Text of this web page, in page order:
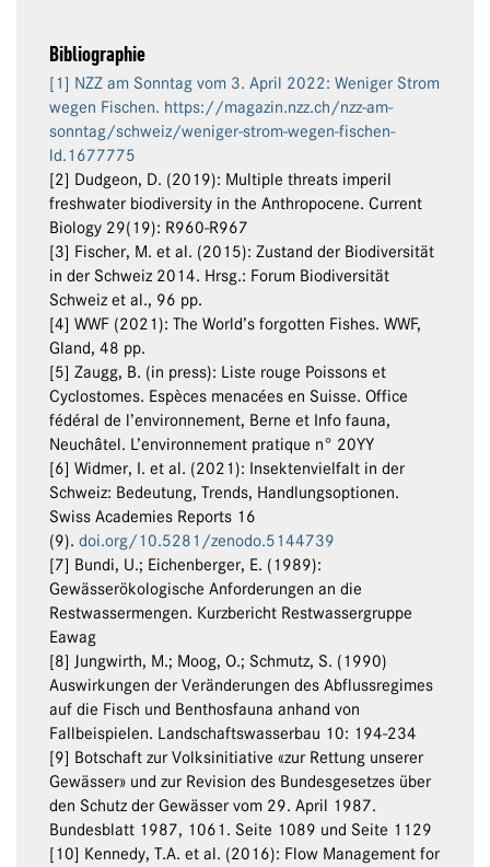
Bibliographie
[1] NZZ am Sonntag vom 3. April 2022: Weniger Strom
wegen Fischen. https://magazin.nzz.ch/nzz-am-
sonntag/schweiz/weniger-strom-wegen-fischen-
ld.1677775
[2] Dudgeon, D. (2019): Multiple threats imperil
freshwater biodiversity in the Anthropocene. Current
Biology 29(19): R960-R967
[3] Fischer, M. et al. (2015): Zustand der Biodiversität
in der Schweiz 2014. Hrsg.: Forum Biodiversität
Schweiz et al., 96 pp.
[4] WWF (2021): The World’s forgotten Fishes. WWF,
Gland, 48 pp.
[5] Zaugg, B. (in press): Liste rouge Poissons et
Cyclostomes. Espèces menacées en Suisse. Office
fédéral de l’environnement, Berne et Info fauna,
Neuchâtel. L’environnement pratique n° 20YY
[6] Widmer, I. et al. (2021): Insektenvielfalt in der
Schweiz: Bedeutung, Trends, Handlungsoptionen.
Swiss Academies Reports 16
(9). doi.org/10.5281/zenodo.5144739
[7] Bundi, U.; Eichenberger, E. (1989):
Gewässerökologische Anforderungen an die
Restwassermengen. Kurzbericht Restwassergruppe
Eawag
[8] Jungwirth, M.; Moog, O.; Schmutz, S. (1990)
Auswirkungen der Veränderungen des Abflussregimes
auf die Fisch und Benthosfauna anhand von
Fallbeispielen. Landschaftswasserbau 10: 194-234
[9] Botschaft zur Volksinitiative «zur Rettung unserer
Gewässer» und zur Revision des Bundesgesetzes über
den Schutz der Gewässer vom 29. April 1987.
Bundesblatt 1987, 1061. Seite 1089 und Seite 1129
[10] Kennedy, T.A. et al. (2016): Flow Management for